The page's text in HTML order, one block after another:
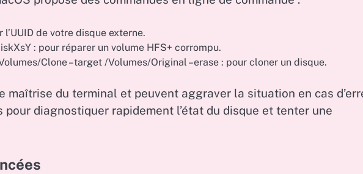
de votre disque externe.
: pour réparer un volume HFS+ corrompu.
Clone –target /Volumes/Original –erase : pour cloner un disque.
maîtrise du terminal et peuvent aggraver la situation en cas
diagnostiquer rapidement l’état du disque et tenter une